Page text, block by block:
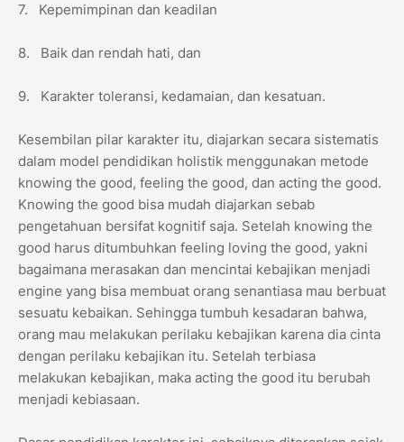
7. Kepemimpinan dan keadilan
8. Baik dan rendah hati, dan
9. Karakter toleransi, kedamaian, dan kesatuan.
Kesembilan pilar karakter itu, diajarkan secara sistematis
dalam model pendidikan holistik menggunakan metode
knowing the good, feeling the good, dan acting the good.
Knowing the good bisa mudah diajarkan sebab
pengetahuan bersifat kognitif saja. Setelah knowing the
good harus ditumbuhkan feeling loving the good, yakni
bagaimana merasakan dan mencintai kebajikan menjadi
engine yang bisa membuat orang senantiasa mau berbuat
sesuatu kebaikan. Sehingga tumbuh kesadaran bahwa,
orang mau melakukan perilaku kebajikan karena dia cinta
dengan perilaku kebajikan itu. Setelah terbiasa
melakukan kebajikan, maka acting the good itu berubah
menjadi kebiasaan.